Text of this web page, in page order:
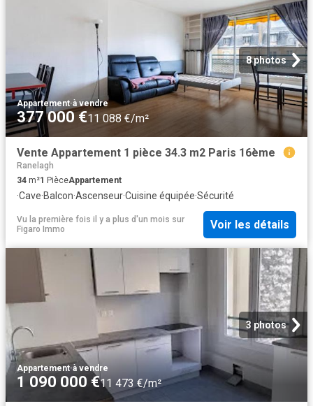
8 photos
Appartement·à vendre
377 000 €11 088 €/m²
Vente Appartement 1 pièce 34.3 m2 Paris 16ème
Ranelagh
34 m²1 PièceAppartement
·Cave·Balcon·Ascenseur·Cuisine équipée·Sécurité
Vu la première fois il y a plus d'un mois sur
Figaro Immo
Voir les détails
3 photos
Appartement·à vendre
1 090 000 €11 473 €/m²